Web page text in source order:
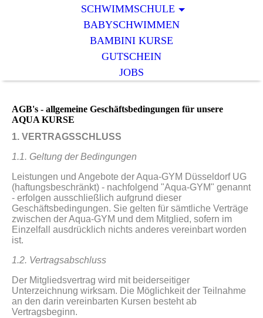
SCHWIMMSCHULE
BABYSCHWIMMEN
BAMBINI KURSE
GUTSCHEIN
JOBS
AGB's - allgemeine Geschäftsbedingungen für unsere
AQUA KURSE
1. VERTRAGSSCHLUSS
1.1. Geltung der Bedingungen
Leistungen und Angebote der Aqua-GYM Düsseldorf UG
(haftungsbeschränkt) - nachfolgend "Aqua-GYM" genannt
- erfolgen ausschließlich aufgrund dieser
Geschäftsbedingungen. Sie gelten für sämtliche Verträge
zwischen der Aqua-GYM und dem Mitglied, sofern im
Einzelfall ausdrücklich nichts anderes vereinbart worden
ist.
1.2. Vertragsabschluss
Der Mitgliedsvertrag wird mit beiderseitiger
Unterzeichnung wirksam. Die Möglichkeit der Teilnahme
an den darin vereinbarten Kursen besteht ab
Vertragsbeginn.